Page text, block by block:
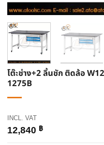
โต๊ะช่าง+2 ลิ้นชัก ติดล้อ
1275B
INCL. VAT
12,840 ฿